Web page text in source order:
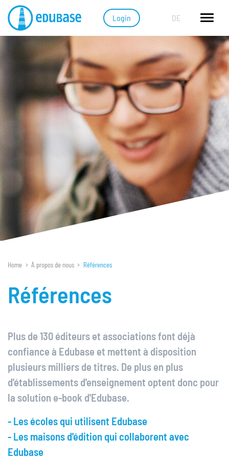
Login DE
Fonctionnalités
Apprendre avec des e-books
Intégration de l'IA dans le lecteur Edubase
Print on Demand
Solutions pour :
Les maisons d'édition
Distribution et prix
Premiers pas avec Edubase
Support
Commentaires
Formations
À propos de nous
Nouvelles
Home À propos de nous Références
Références
Plus de 130 éditeurs et associations font déjà
confiance à Edubase et mettent à disposition
plusieurs milliers de titres. De plus en plus
d'établissements d'enseignement optent donc pour
la solution e-book d'Edubase.
- Les écoles qui utilisent Edubase
- Les maisons d'édition qui collaborent avec
Edubase